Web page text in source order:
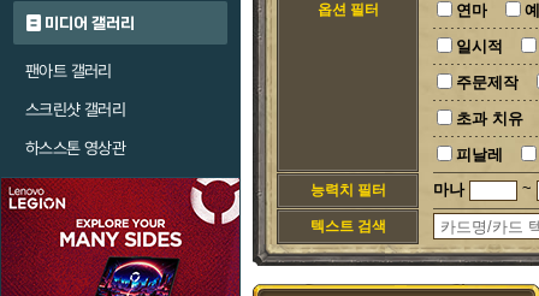
미디어 갤러리
팬아트 갤러리
스크린샷 갤러리
하스스톤 영상관
옵션 필터
연마
일시적
주문제작
초과 치유
피날레
능력치 필터 마나 ~
텍스트 검색